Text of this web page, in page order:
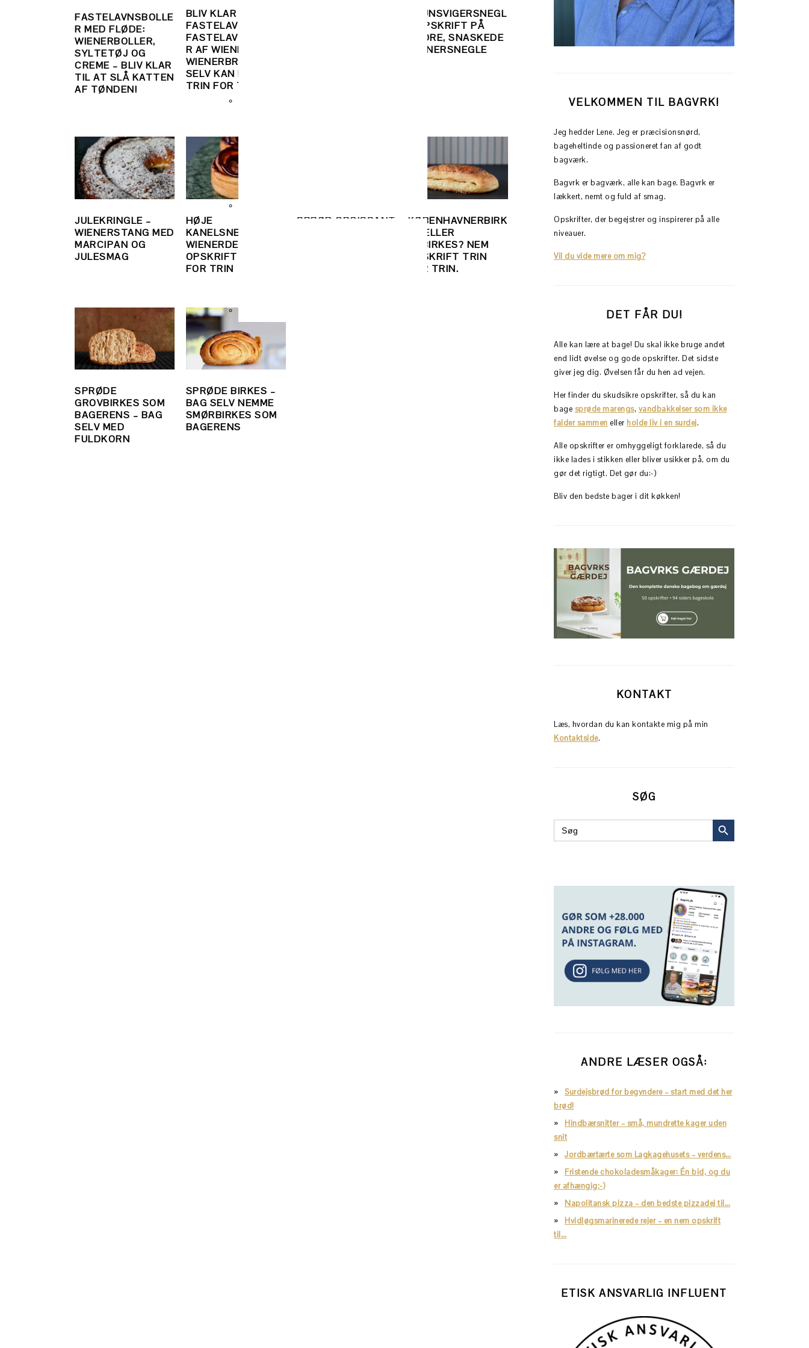
FASTELAVNSBOLLE
R MED FLØDE:
WIENERBOLLER,
SYLTETØJ OG
CREME – BLIV KLAR
TIL AT SLÅ KATTEN
AF TØNDEN!
BLIV KLAR TIL
FASTELAVN:
FASTELAVNSBOLLE
R AF WIENERDEJ –
WIENERBRØD, DU
SELV KAN BAGE
TRIN FOR TRIN
BRUNSVIGERSNEGL
– OPSKRIFT PÅ
STORE, SNASKEDE
WIENERSNEGLE
JULEKRINGLE –
WIENERSTANG MED
MARCIPAN OG
JULESMAG
HØJE
KANELSNEGLE AF
WIENERDEJ – NEM
OPSKRIFT TRIN
FOR TRIN
SPRØD CROISSANT
KØBENHAVNERBIRK
ES ELLER
TEBIRKES? NEM
OPSKRIFT TRIN
FOR TRIN.
SPRØDE
GROVBIRKES SOM
BAGERENS – BAG
SELV MED
FULDKORN
SPRØDE BIRKES –
BAG SELV NEMME
SMØRBIRKES SOM
BAGERENS
VELKOMMEN TIL BAGVRK!
Jeg hedder Lene. Jeg er præcisionsnørd,
bageheltinde og passioneret fan af godt
bagværk.
Bagvrk er bagværk, alle kan bage. Bagvrk er
lækkert, nemt og fuld af smag.
Opskrifter, der begejstrer og inspirerer på alle
niveauer.
Vil du vide mere om mig?
DET FÅR DU!
Alle kan lære at bage! Du skal ikke bruge andet
end lidt øvelse og gode opskrifter. Det sidste
giver jeg dig. Øvelsen får du hen ad vejen.
Her finder du skudsikre opskrifter, så du kan
bage sprøde marengs, vandbakkelser som ikke
falder sammen eller holde liv i en surdej.
Alle opskrifter er omhyggeligt forklarede, så du
ikke lades i stikken eller bliver usikker på, om du
gør det rigtigt. Det gør du:-)
Bliv den bedste bager i dit køkken!
KONTAKT
Læs, hvordan du kan kontakte mig på min
Kontaktside.
SØG
Search
for:
SEARCH BUTTON
ANDRE LÆSER OGSÅ:
Surdejsbrød for begyndere – start med det her
brød!
Hindbærsnitter – små, mundrette kager uden
snit
Jordbærtærte som Lagkagehusets – verdens…
Fristende chokoladesmåkager: Én bid, og du
er afhængig;-)
Napolitansk pizza – den bedste pizzadej til…
Hvidløgsmarinerede rejer – en nem opskrift
til…
ETISK ANSVARLIG INFLUENT